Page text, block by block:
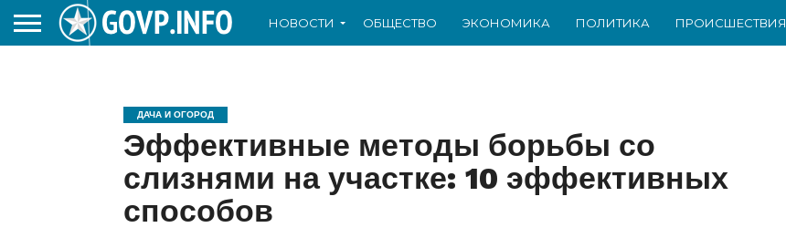
НОВОСТИ ОБЩЕСТВО ЭКОНОМИКА ПОЛИТИКА ПРОИСШЕСТВИЯ
ДАЧА И ОГОРОД
Эффективные методы борьбы со
слизнями на участке: 10 эффективных
способов